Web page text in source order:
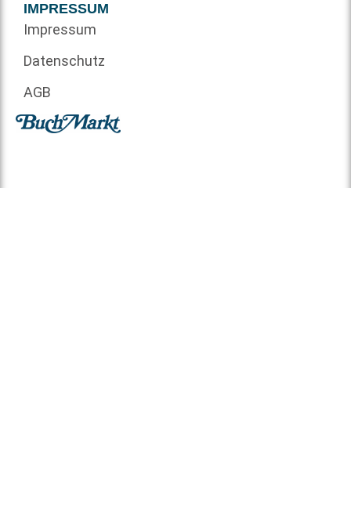
IMPRESSUM
Impressum
Datenschutz
AGB